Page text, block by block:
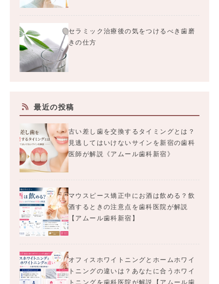
セラミック治療後の気をつけるべき歯磨
きの仕方
最近の投稿
古い差し歯を交換するタイミングとは？
見逃してはいけないサインを新宿の歯科
医師が解説《アムール歯科新宿》
マウスピース矯正中にお酒は飲める？飲
酒するときの注意点を歯科医院が解説
【アムール歯科新宿】
オフィスホワイトニングとホームホワイ
トニングの違いは？あなたに合うホワイ
トニングを歯科医院が解説【アムール歯